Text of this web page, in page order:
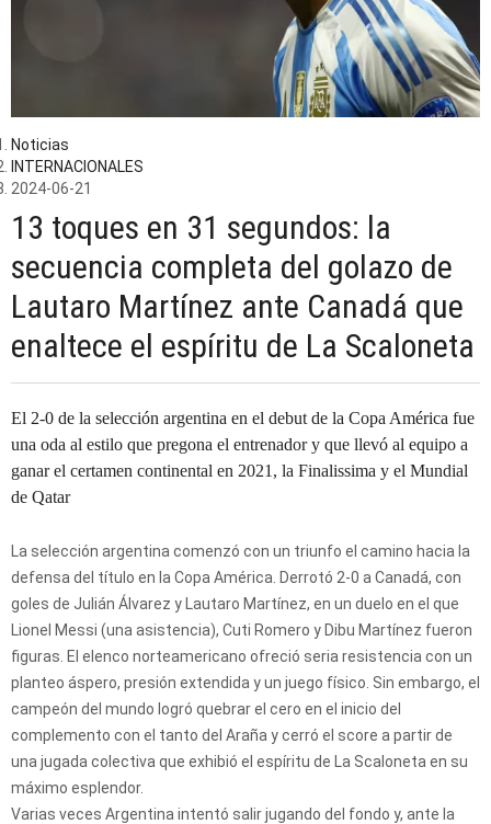
Noticias
INTERNACIONALES
2024-06-21
13 toques en 31 segundos: la
secuencia completa del golazo de
Lautaro Martínez ante Canadá que
enaltece el espíritu de La Scaloneta
El 2-0 de la selección argentina en el debut de la Copa América fue
una oda al estilo que pregona el entrenador y que llevó al equipo a
ganar el certamen continental en 2021, la Finalissima y el Mundial
de Qatar
La selección argentina comenzó con un triunfo el camino hacia la
defensa del título en la Copa América. Derrotó 2-0 a Canadá, con
goles de Julián Álvarez y Lautaro Martínez, en un duelo en el que
Lionel Messi (una asistencia), Cuti Romero y Dibu Martínez fueron
figuras. El elenco norteamericano ofreció seria resistencia con un
planteo áspero, presión extendida y un juego físico. Sin embargo, el
campeón del mundo logró quebrar el cero en el inicio del
complemento con el tanto del Araña y cerró el score a partir de
una jugada colectiva que exhibió el espíritu de La Scaloneta en su
máximo esplendor.
Varias veces Argentina intentó salir jugando del fondo y, ante la